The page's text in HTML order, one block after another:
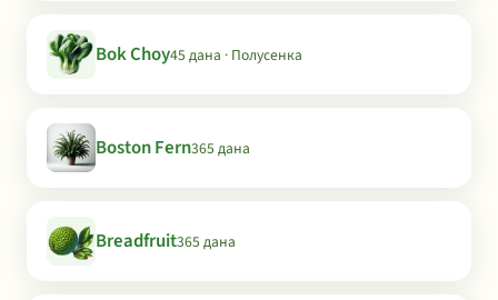
Bok Choy45 дана · Полусенка
Boston Fern365 дана
Breadfruit365 дана